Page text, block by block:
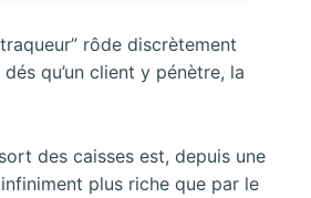
rôde discrètement
qu’un client y pénètre, la
des caisses est, depuis une
infiniment plus riche que par le